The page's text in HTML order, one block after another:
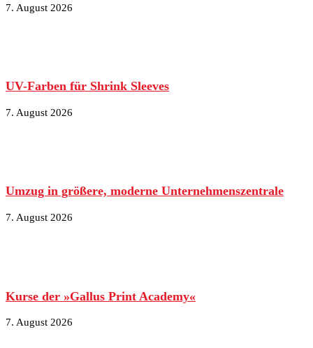
7. August 2026
UV-Farben für Shrink Sleeves
7. August 2026
Umzug in größere, moderne Unternehmenszentrale
7. August 2026
Kurse der »Gallus Print Academy«
7. August 2026